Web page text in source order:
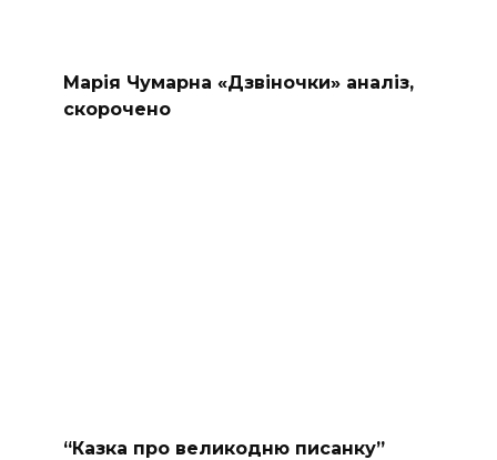
Марія Чумарна «Дзвіночки» аналіз,
скорочено
“Казка про великодню писанку”